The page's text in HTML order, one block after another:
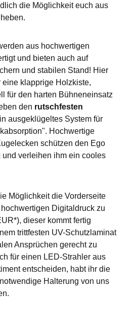
die Möglichkeit euch aus
aus hochwertigen
und bieten auch auf
und stabilen Stand! Hier
eine klapprige Holzkiste,
für den harten Bühneneinsatz
den rutschfesten
ausgeklügeltes System für
Hochwertige
schützen den Ego
und verleihen ihm ein cooles
Möglichkeit die Vorderseite
Digitaldruck zu
dieser kommt fertig
trittfesten UV-Schutzlaminat
Ansprüchen gerecht zu
für einen LED-Strahler aus
entscheiden, habt ihr die
Halterung von uns